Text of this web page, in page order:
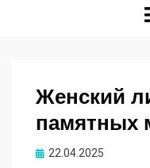
Женский
памятных
Опубликовано
22.04.2025